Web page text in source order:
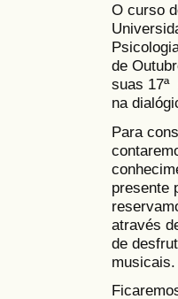
O curso
de
suas 17ª
na
Para
presente
através
de
musicais.